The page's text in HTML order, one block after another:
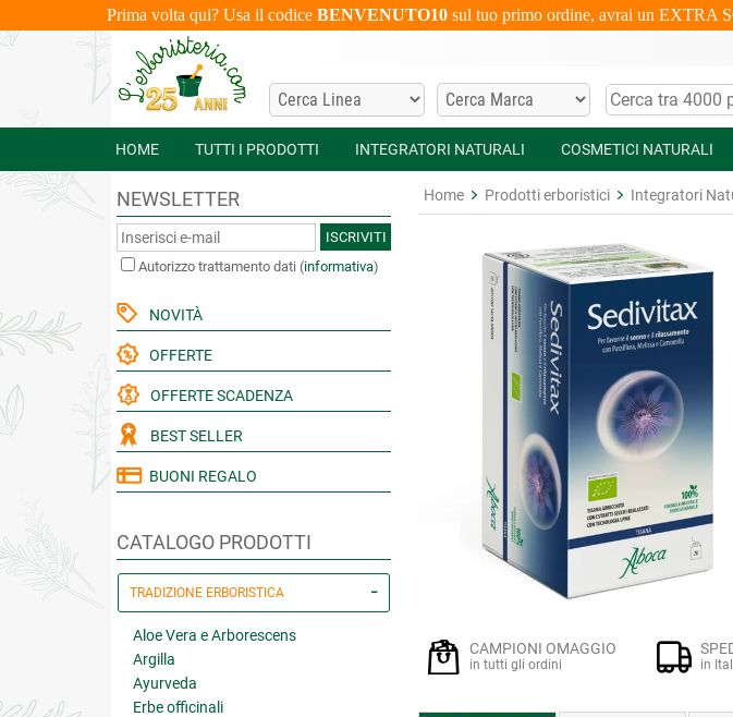
Prima volta qui? Usa il codice BENVENUTO10sul tuo primo ordine, avrai un EXTRA
HOME TUTTI I PRODOTTI INTEGRATORI NATURALI COSMETICI NATURALI
NEWSLETTER
ISCRIVITI
Autorizzo trattamento dati (informativa)
NOVITÀ
OFFERTE
OFFERTE SCADENZA
BEST SELLER
BUONI REGALO
CATALOGO PRODOTTI
TRADIZIONE ERBORISTICA
Aloe Vera e Arborescens
Argilla
Ayurveda
Erbe officinali
Home Prodotti erboristici Integratori
CAMPIONI OMAGGIO
in tutti gli ordini in